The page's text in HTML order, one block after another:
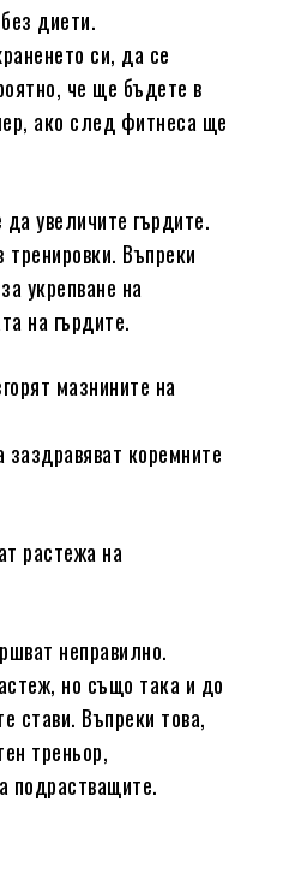
диети.
си, да се
че ще бъдете в
ако след фитнеса ще
увеличите гърдите.
Въпреки
укрепване на
на гърдите.
мазнините на
заздравяват коремните
растежа на
неправилно.
но също така и до
стави. Въпреки това,
треньор,
подрастващите.